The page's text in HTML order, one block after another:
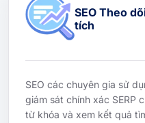
SEO Theo
tích
SEO các chuyên gia sử
giám sát chính xác SERP
từ khóa và xem kết quả